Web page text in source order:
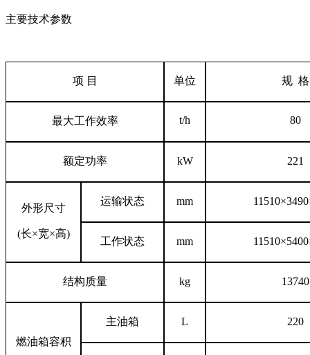
主要技术参数
项 目 单位 规 格
最大工作效率 t/h 80
额定功率 kW 221
外形尺寸
(长×宽×高)
运输状态 mm 11510×3490
工作状态 mm 11510×5400
结构质量 kg 13740
燃油箱容积
主油箱 L 220